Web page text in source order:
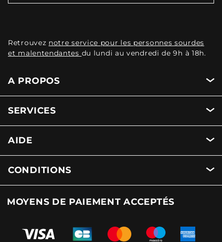
Retrouvez notre service pour les personnes sourdes
et malentendantes du lundi au vendredi de 9h à 18h.
A PROPOS
SERVICES
AIDE
CONDITIONS
MOYENS DE PAIEMENT ACCEPTÉS